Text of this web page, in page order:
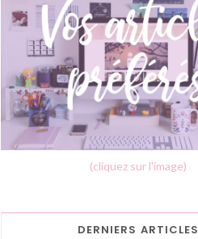
(cliquez sur l'image)
DERNIERS ARTICLES